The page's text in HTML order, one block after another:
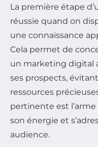
La première étape
réussie quand on
une connaissance
Cela permet de
un marketing digital
ses prospects,
ressources
pertinente est
son énergie et
audience.